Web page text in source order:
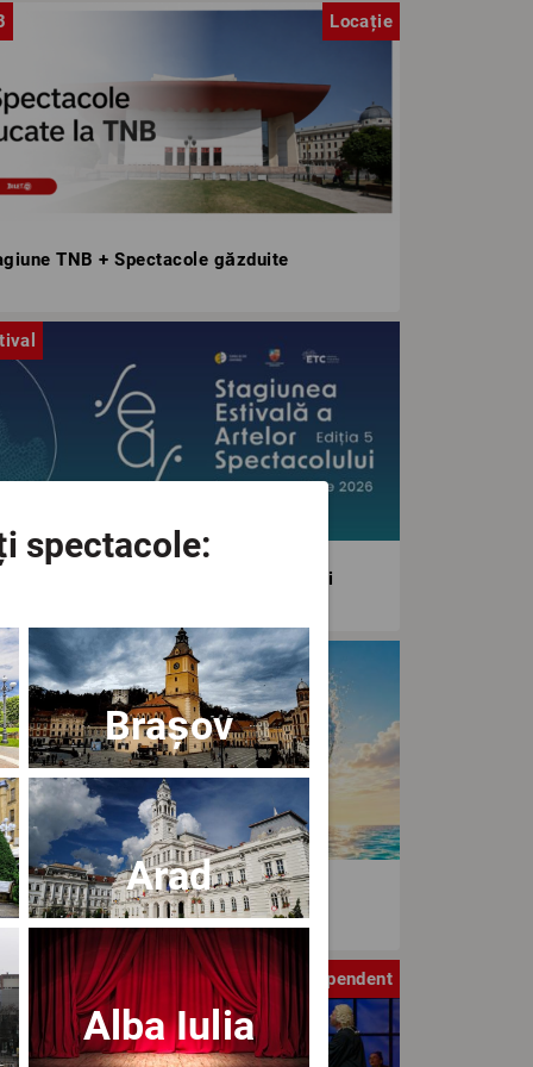
Locație
TNB + Spectacole găzduite
Estivală a Artelor Spectacolului
Film & Arts Festival editia IV
Independent
spectacole:
Brașov
Arad
Alba Iulia